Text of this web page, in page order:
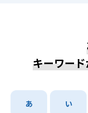
キーワー
あ い